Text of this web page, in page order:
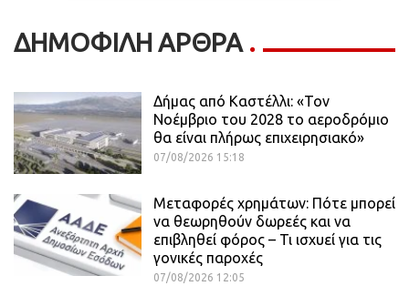
ΔΗΜΟΦΙΛΗ ΑΡΘΡΑ
Δήμας από Καστέλλι: «Τον
Νοέμβριο του 2028 το αεροδρόμιο
θα είναι πλήρως επιχειρησιακό»
07/08/2026 15:18
Μεταφορές χρημάτων: Πότε μπορεί
να θεωρηθούν δωρεές και να
επιβληθεί φόρος – Τι ισχυεί για τις
γονικές παροχές
07/08/2026 12:05